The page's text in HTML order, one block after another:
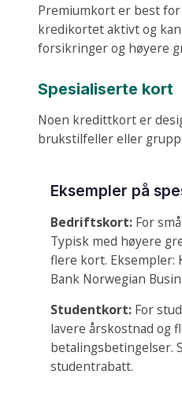
Premiumkort er best
kredikortet aktivt og
forsikringer og høyere
Spesialiserte kort
Noen kredittkort er
brukstilfeller eller
Eksempler på
Bedriftskort: For
Typisk med høyere
flere kort. Eksempler:
Bank Norwegian
Studentkort: For
lavere årskostnad og
betalingsbetingelser.
studentrabatt.